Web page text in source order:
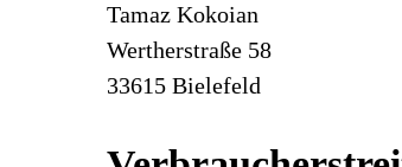
Tamaz Kokoian
Wertherstraße 58
33615 Bielefeld